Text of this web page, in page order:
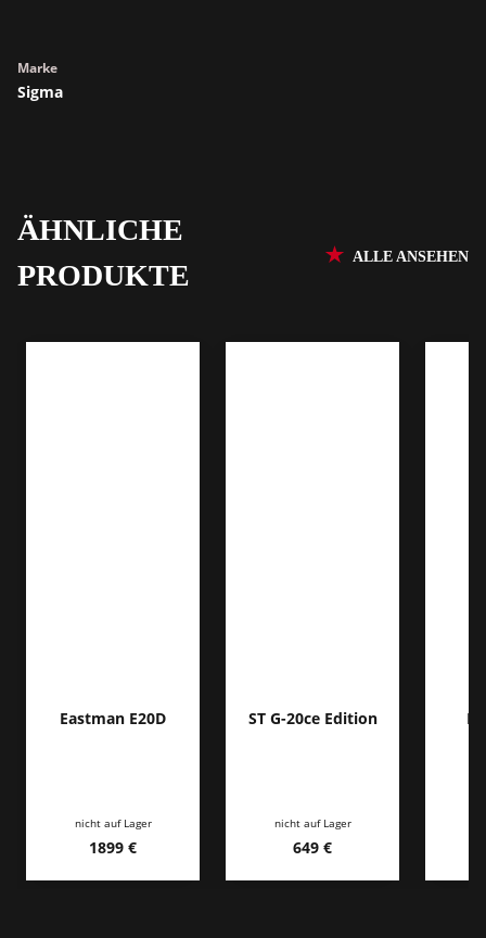
Marke
Sigma
ÄHNLICHE
PRODUKTE
ALLE ANSEHEN
Eastman E20D
nicht auf Lager
1899 €
ST G-20ce Edition
nicht auf Lager
649 €